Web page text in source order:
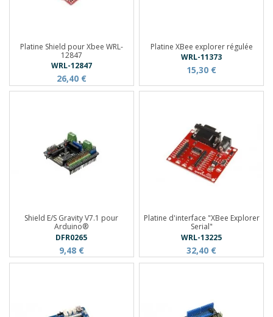
Platine Shield pour Xbee WRL-
12847
WRL-12847
26,40 €
Platine XBee explorer régulée
WRL-11373
15,30 €
Shield E/S Gravity V7.1 pour
Arduino®
DFR0265
9,48 €
Platine d'interface "XBee Explorer
Serial"
WRL-13225
32,40 €